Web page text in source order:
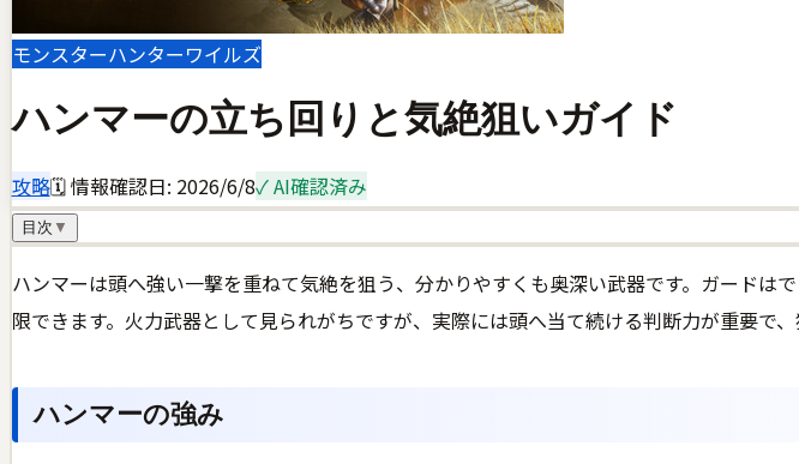
モンスターハンターワイルズ
ハンマーの立ち回りと気絶狙いガイド
攻略🗓 情報確認日: 2026/6/8✓ AI確認済み
目次 ▼
ハンマーは頭へ強い一撃を重ねて気絶を狙う、分かりやすくも奥深い武器です。ガード
限できます。火力武器として見られがちですが、実際には頭へ当て続ける判断力が重要で
ハンマーの強み